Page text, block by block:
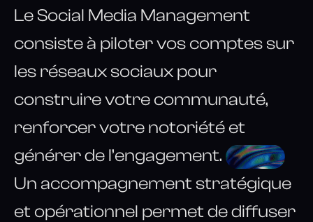
Le Social Media Management
consiste à piloter vos comptes sur
les réseaux sociaux pour
construire votre communauté,
renforcer votre notoriété et
générer de l’engagement.
Un accompagnement stratégique
et opérationnel permet de diffuser